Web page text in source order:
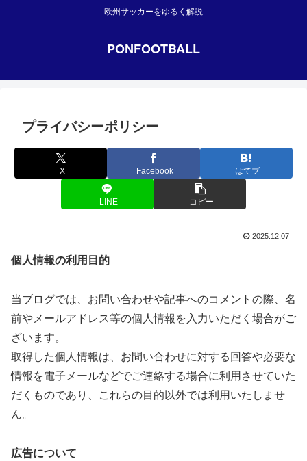
欧州サッカーをゆるく解説
PONFOOTBALL
プライバシーポリシー
X Facebook はてブ
LINE コピー
2025.12.07
個人情報の利用目的
当ブログでは、お問い合わせや記事へのコメントの際、名
前やメールアドレス等の個人情報を入力いただく場合がご
ざいます。
取得した個人情報は、お問い合わせに対する回答や必要な
情報を電子メールなどでご連絡する場合に利用させていた
だくものであり、これらの目的以外では利用いたしませ
ん。
広告について